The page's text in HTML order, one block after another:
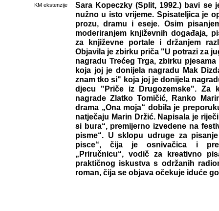
KM ekstenzije
Sara Kopeczky (Split, 1992.) bavi se
nužno u isto vrijeme. Spisateljica je
prozu, dramu i eseje. Osim
moderiranjem književnih događaja,
za književne portale i držanjem
Objavila je zbirku priča "U potrazi za
nagradu Trećeg Trga, zbirku
koja joj je donijela nagradu Mak
znam tko si" koja joj je donijela
djecu "Priče iz Drugozemske". Za
nagrade Zlatko Tomičić, Ranko
drama „Ona moja“ dobila je
natječaju Marin Držić. Napisala je
si bura“, premijerno izvedene na
pisme“. U sklopu udruge za
pisce“, čija je osnivačica i
„Priručnicu“, vodič za kreativno
praktičnog iskustva s održanih
roman, čija se objava očekuje iduće